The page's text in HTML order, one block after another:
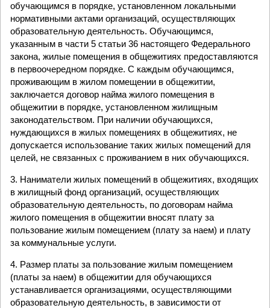
обучающимся в порядке, установленном локальными
нормативными актами организаций, осуществляющих
образовательную деятельность. Обучающимся,
указанным в части 5 статьи 36 настоящего Федерального
закона, жилые помещения в общежитиях предоставляются
в первоочередном порядке. С каждым обучающимся,
проживающим в жилом помещении в общежитии,
заключается договор найма жилого помещения в
общежитии в порядке, установленном жилищным
законодательством. При наличии обучающихся,
нуждающихся в жилых помещениях в общежитиях, не
допускается использование таких жилых помещений для
целей, не связанных с проживанием в них обучающихся.
3. Наниматели жилых помещений в общежитиях, входящих
в жилищный фонд организаций, осуществляющих
образовательную деятельность, по договорам найма
жилого помещения в общежитии вносят плату за
пользование жилым помещением (плату за наем) и плату
за коммунальные услуги.
4. Размер платы за пользование жилым помещением
(платы за наем) в общежитии для обучающихся
устанавливается организациями, осуществляющими
образовательную деятельность, в зависимости от